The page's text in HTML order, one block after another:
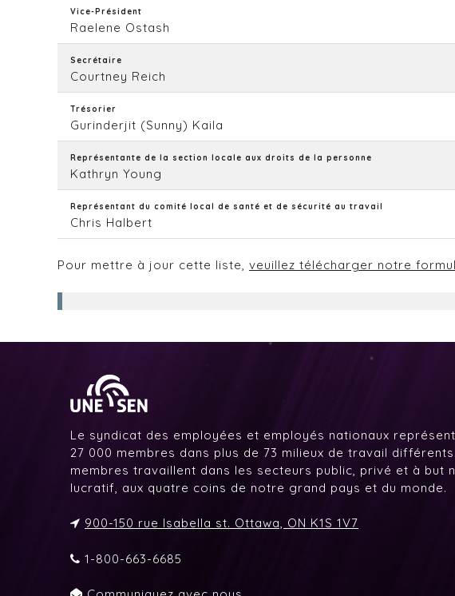
Vice-Président
Raelene Ostash
Secrétaire
Courtney Reich
Trésorier
Gurinderjit (Sunny) Kaila
Représentante de la section locale aux droits de la personne
Kathryn Young
Représentant du comité local de santé et de sécurité au travail
Chris Halbert
Pour mettre à jour cette liste, veuillez télécharger notre
Le syndicat des employées et employés nationaux
27 000 membres dans plus de 73 milieux de travail
membres travaillent dans les secteurs public, privé et à but
lucratif, aux quatre coins de notre grand pays et du monde.
900-150 rue Isabella st. Ottawa, ON K1S 1V7
1-800-663-6685